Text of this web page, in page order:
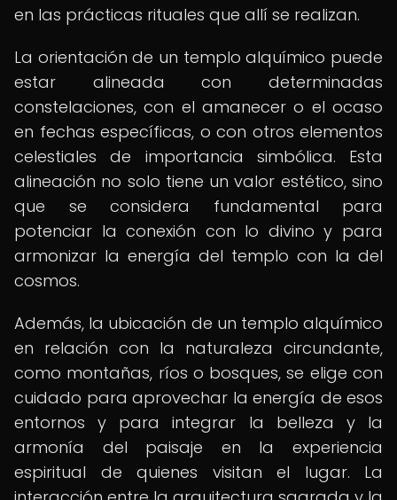
en las prácticas rituales que allí se realizan.
La orientación de un templo alquímico puede
estar alineada con determinadas
constelaciones, con el amanecer o el ocaso
en fechas específicas, o con otros elementos
celestiales de importancia simbólica. Esta
alineación no solo tiene un valor estético, sino
que se considera fundamental para
potenciar la conexión con lo divino y para
armonizar la energía del templo con la del
cosmos.
Además, la ubicación de un templo alquímico
en relación con la naturaleza circundante,
como montañas, ríos o bosques, se elige con
cuidado para aprovechar la energía de esos
entornos y para integrar la belleza y la
armonía del paisaje en la experiencia
espiritual de quienes visitan el lugar. La